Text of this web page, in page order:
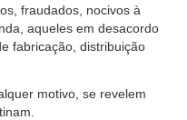
fraudados, nocivos à
aqueles em desacordo
fabricação, distribuição
motivo, se revelem